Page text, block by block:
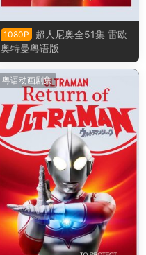
1080P
超人尼奥全51集 雷欧
奥特曼粤语版
粤语动画剧集